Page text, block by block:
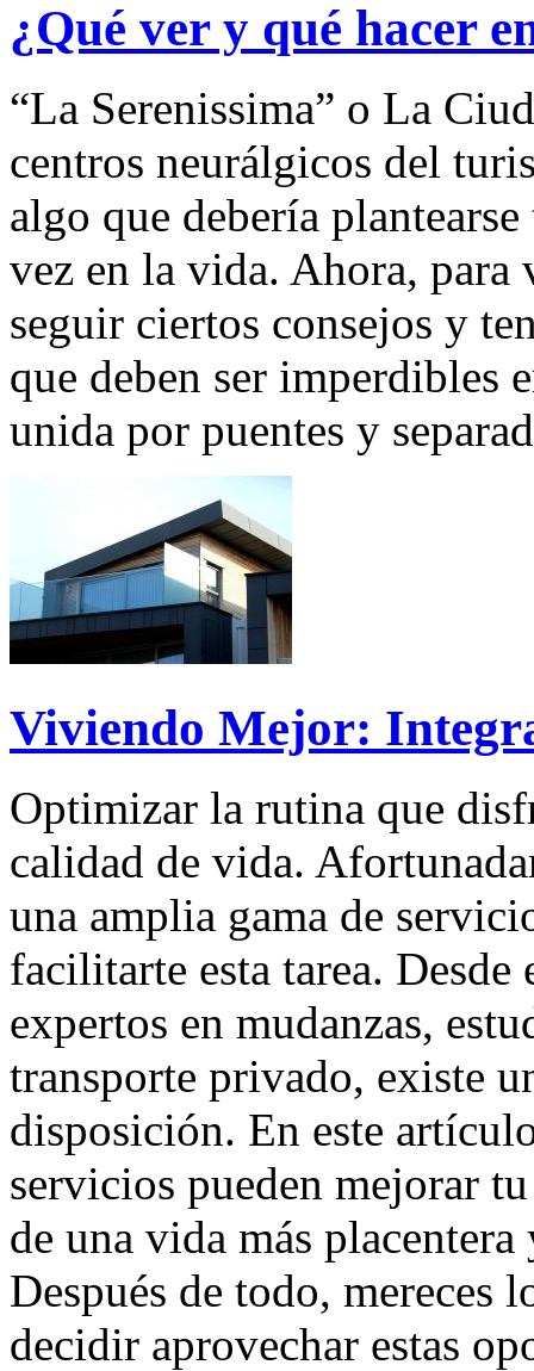
¿Qué ver y qué hacer
“La Serenissima” o La
centros neurálgicos del
algo que debería
vez en la vida. Ahora,
seguir ciertos consejos y
que deben ser imperdibles
unida por puentes y
Viviendo Mejor:
Optimizar la rutina que
calidad de vida.
una amplia gama de
facilitarte esta tarea. Desde
expertos en mudanzas,
transporte privado, existe
disposición. En este
servicios pueden mejorar
de una vida más
Después de todo, mereces
decidir aprovechar estas